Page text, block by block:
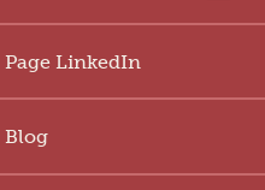
Page LinkedIn
Blog